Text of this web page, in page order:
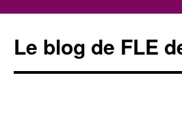
Le blog de FLE